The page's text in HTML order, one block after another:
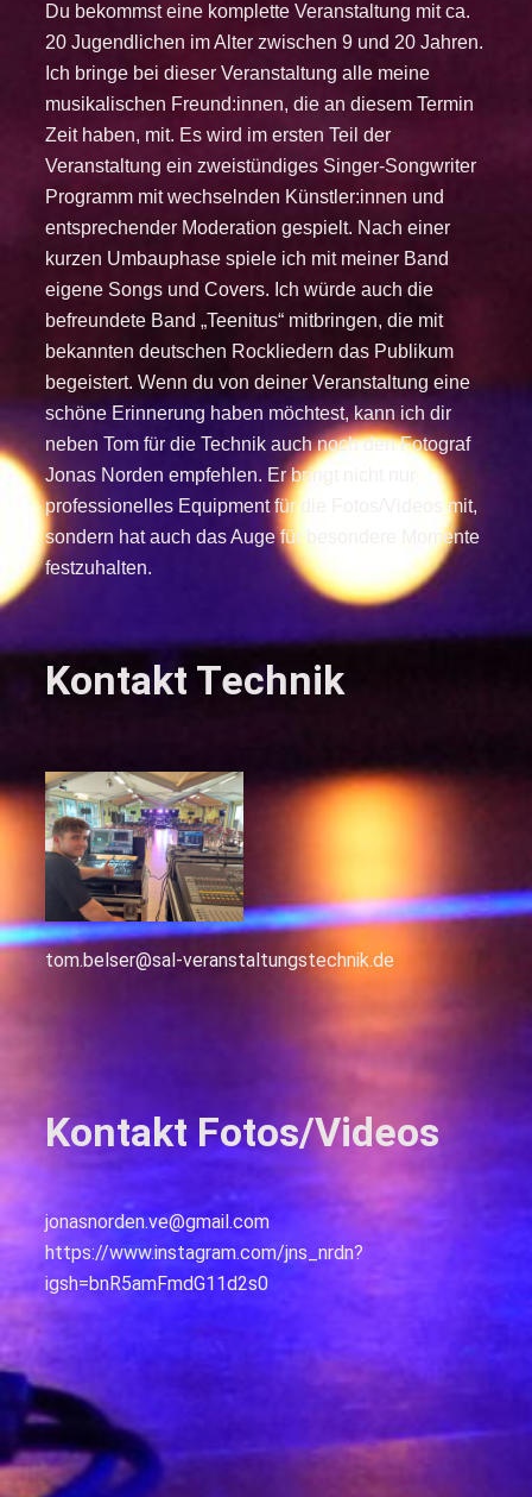
Du bekommst eine komplette Veranstaltung mit ca.
20 Jugendlichen im Alter zwischen 9 und 20 Jahren.
Ich bringe bei dieser Veranstaltung alle meine
musikalischen Freund:innen, die an diesem Termin
Zeit haben, mit. Es wird im ersten Teil der
Veranstaltung ein zweistündiges Singer-Songwriter
Programm mit wechselnden Künstler:innen und
entsprechender Moderation gespielt. Nach einer
kurzen Umbauphase spiele ich mit meiner Band
eigene Songs und Covers. Ich würde auch die
befreundete Band „Teenitus“ mitbringen, die mit
bekannten deutschen Rockliedern das Publikum
begeistert. Wenn du von deiner Veranstaltung eine
schöne Erinnerung haben möchtest, kann ich dir
neben Tom für die Technik auch noch den Fotograf
Jonas Norden empfehlen. Er bringt nicht nur
professionelles Equipment für die Fotos/Videos mit,
sondern hat auch das Auge für besondere Momente
festzuhalten.
Kontakt Technik
tom.belser@sal-veranstaltungstechnik.de
Kontakt Fotos/Videos
jonasnorden.ve@gmail.com
https://www.instagram.com/jns_nrdn?
igsh=bnR5amFmdG11d2s0